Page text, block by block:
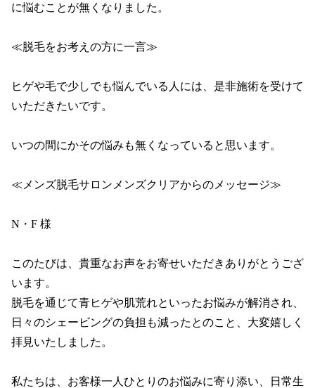
に悩むことが無くなりました。
≪脱毛をお考えの方に一言≫
ヒゲや毛で少しでも悩んでいる人には、是非施術を受けて
いただきたいです。
いつの間にかその悩みも無くなっていると思います。
≪メンズ脱毛サロンメンズクリアからのメッセージ≫
N・F 様
このたびは、貴重なお声をお寄せいただきありがとうござ
います。
脱毛を通じて青ヒゲや肌荒れといったお悩みが解消され、
日々のシェービングの負担も減ったとのこと、大変嬉しく
拝見いたしました。
私たちは、お客様一人ひとりのお悩みに寄り添い、日常生